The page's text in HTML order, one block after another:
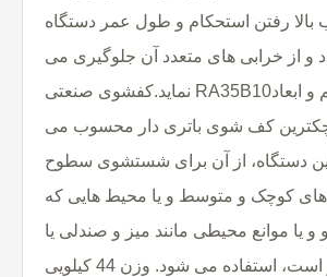
رفتن استحکام و طول عمر دستگاه
و از خرابی های متعدد آن جلوگیری می
نماید.کفشوی صنعتی RA35B10با وزن کم و ابعاد
کف شوی باتری دار محسوب می
دستگاه، از آن برای شستشوی سطوح
کوچک و متوسط و یا محیط هایی که
و یا موانع محیطی مانند میز و صندلی یا
تجهیزات دیگر است، استفاده می شود. وزن 44 کیلویی